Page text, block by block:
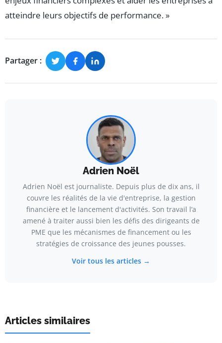
atteindre leurs objectifs de performance. »
Partager :
Adrien Noël
Adrien Noël est journaliste. Depuis plus de dix ans, il
couvre les réalités de la vie d'entreprise, la gestion
financière et le lancement d'activités. Son travail l’a
amené à traiter aussi bien les défis des dirigeants de
PME que les mécanismes de financement ou les
stratégies de croissance des jeunes pousses.
Voir tous les articles →
Articles similaires